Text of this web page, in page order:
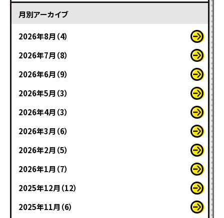
月別アーカイブ
2026年8月（4）
2026年7月（8）
2026年6月（9）
2026年5月（3）
2026年4月（3）
2026年3月（6）
2026年2月（5）
2026年1月（7）
2025年12月（12）
2025年11月（6）